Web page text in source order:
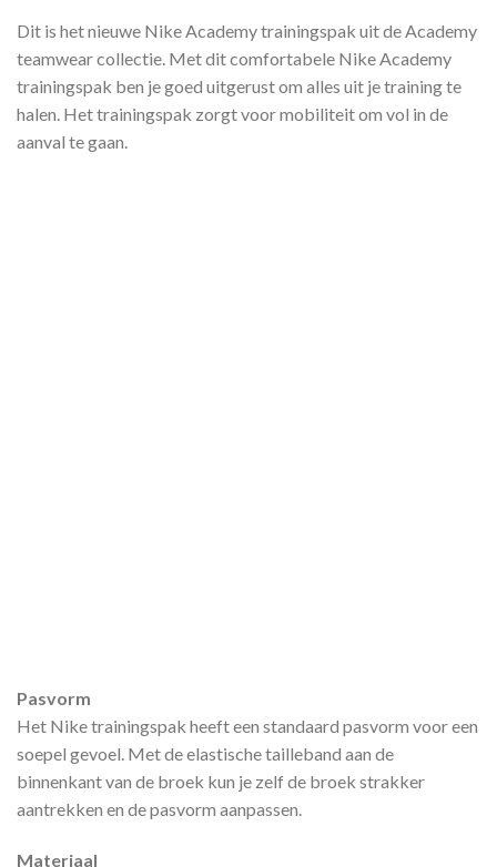
Dit is het nieuwe Nike Academy trainingspak uit de Academy
teamwear collectie. Met dit comfortabele Nike Academy
trainingspak ben je goed uitgerust om alles uit je training te
halen. Het trainingspak zorgt voor mobiliteit om vol in de
aanval te gaan.
Pasvorm
Het Nike trainingspak heeft een standaard pasvorm voor een
soepel gevoel. Met de elastische tailleband aan de
binnenkant van de broek kun je zelf de broek strakker
aantrekken en de pasvorm aanpassen.
Materiaal